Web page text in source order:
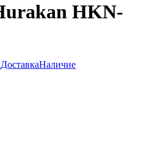
HKN-
ДоставкаНаличие